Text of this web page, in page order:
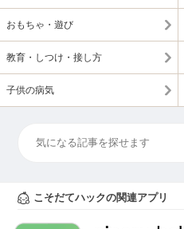
おもちゃ・遊び
教育・しつけ・接し方
子供の病気
こそだてハックの関連アプリ